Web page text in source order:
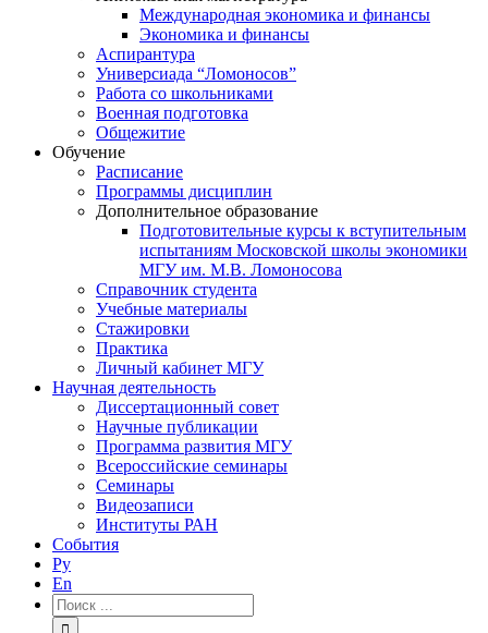
Международная экономика и финансы
Экономика и финансы
Аспирантура
Универсиада “Ломоносов”
Работа со школьниками
Военная подготовка
Общежитие
Обучение
Расписание
Программы дисциплин
Дополнительное образование
Подготовительные курсы к вступительным
испытаниям Московской школы экономики
МГУ им. М.В. Ломоносова
Справочник студента
Учебные материалы
Стажировки
Практика
Личный кабинет МГУ
Научная деятельность
Диссертационный совет
Научные публикации
Программа развития МГУ
Всероссийские семинары
Семинары
Видеозаписи
Институты РАН
События
Ру
En
Результат
поиска: